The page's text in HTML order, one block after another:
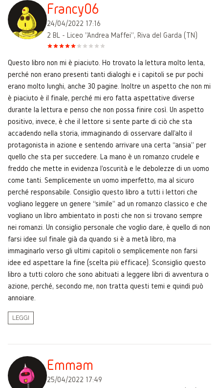
Francy06
24/04/2022 17:16
2 BL - Liceo "Andrea Maffei", Riva del Garda (TN)
Questo libro non mi è piaciuto. Ho trovato la lettura molto lenta,
perché non erano presenti tanti dialoghi e i capitoli se pur pochi
erano molto lunghi, anche 30 pagine. Inoltre un aspetto che non mi
è piaciuto è il finale, perché mi ero fatta aspettative diverse
durante la lettura e penso che non possa finire così. Un aspetto
positivo, invece, è che il lettore si sente parte di ciò che sta
accadendo nella storia, immaginando di osservare dall'alto il
protagonista in azione e sentendo arrivare una certa “ansia” per
quello che sta per succedere. La mano è un romanzo crudele e
freddo che mette in evidenza l'oscurità e le debolezze di un uomo
come tanti. Semplicemente un uomo imperfetto, ma al sicuro
perché responsabile. Consiglio questo libro a tutti i lettori che
vogliano leggere un genere “simile” ad un romanzo classico e che
vogliano un libro ambientato in posti che non si trovano sempre
nei romanzi. Un consiglio personale che voglio dare, è quello di non
farsi idee sul finale già da quando si è a metà libro, ma
immaginarlo verso gli ultimi capitoli o semplicemente non farsi
idee ed aspettare la fine (scelta più efficace). Sconsiglio questo
libro a tutti coloro che sono abituati a leggere libri di avventura o
azione, perché, secondo me, non tratta questi temi e quindi può
annoiare.
LEGGI
Emmam
25/04/2022 17:49